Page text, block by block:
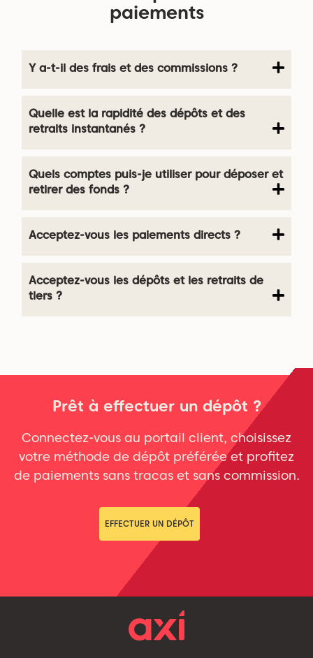
paiements
Y a-t-il des frais et des commissions ?
Quelle est la rapidité des dépôts et des
retraits instantanés ?
Quels comptes puis-je utiliser pour déposer et
retirer des fonds ?
Acceptez-vous les paiements directs ?
Acceptez-vous les dépôts et les retraits de
tiers ?
Prêt à effectuer un dépôt ?
Connectez-vous au portail client, choisissez
votre méthode de dépôt préférée et profitez
de paiements sans tracas et sans commission.
EFFECTUER UN DÉPÔT